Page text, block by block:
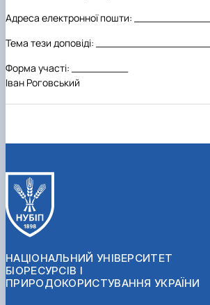
Адреса електронної пошти: _____________
Тема тези доповіді:
Форма участі: _________
Іван Роговський
НАЦІОНАЛЬНИЙ УНІВЕРСИТЕТ
БІОРЕСУРСІВ І
ПРИРОДОКОРИСТУВАННЯ УКРАЇНИ